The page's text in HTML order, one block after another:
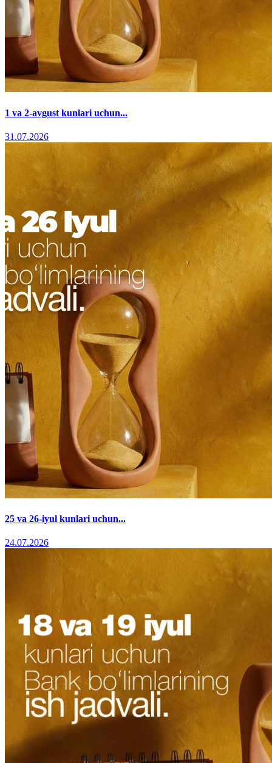
1 va 2-avgust kunlari uchun...
31.07.2026
25 va 26-iyul kunlari uchun...
24.07.2026